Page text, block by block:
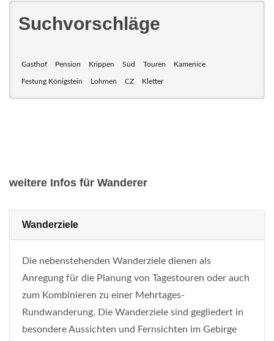
Suchvorschläge
Gasthof Pension Krippen Süd Touren Kamenice
Festung Königstein Lohmen CZ Kletter
weitere Infos für Wanderer
Wanderziele
Die nebenstehenden Wanderziele dienen als
Anregung für die Planung von Tagestouren oder auch
zum Kombinieren zu einer Mehrtages-
Rundwanderung. Die Wanderziele sind gegliedert in
besondere Aussichten und Fernsichten im Gebirge